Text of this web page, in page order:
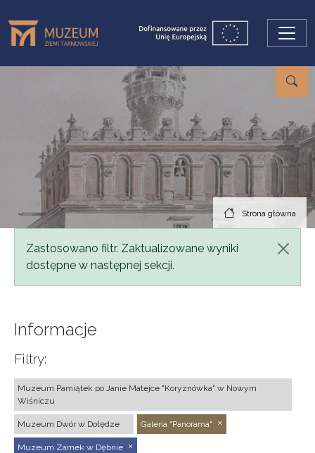
Strona główna
Komunikat
Zastosowano filtr. Zaktualizowane wyniki
dostępne w następnej sekcji.
Informacje
Filtry:
Muzeum Pamiątek po Janie Matejce "Koryznówka" w Nowym
Wiśniczu
Muzeum Dwór w Dołędze Galeria "Panorama"
Muzeum Zamek w Dębnie